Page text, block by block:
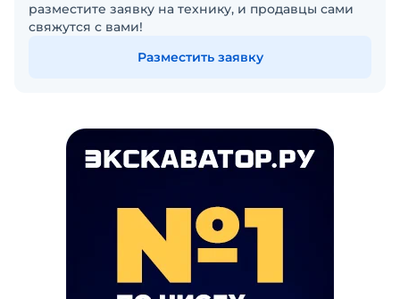
разместите заявку на технику, и продавцы сами
свяжутся с вами!
Разместить заявку